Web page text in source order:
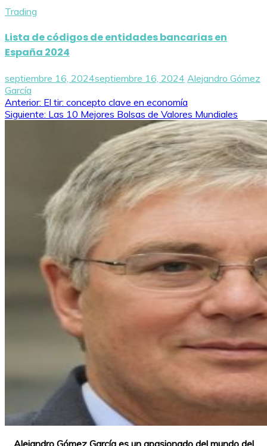
Trading
Lista de códigos de entidades bancarias en
España 2024
septiembre 16, 2024septiembre 16, 2024 Alejandro Gómez
García
Navegación
Anterior: El tir: concepto clave en economía
Siguiente: Las 10 Mejores Bolsas de Valores Mundiales